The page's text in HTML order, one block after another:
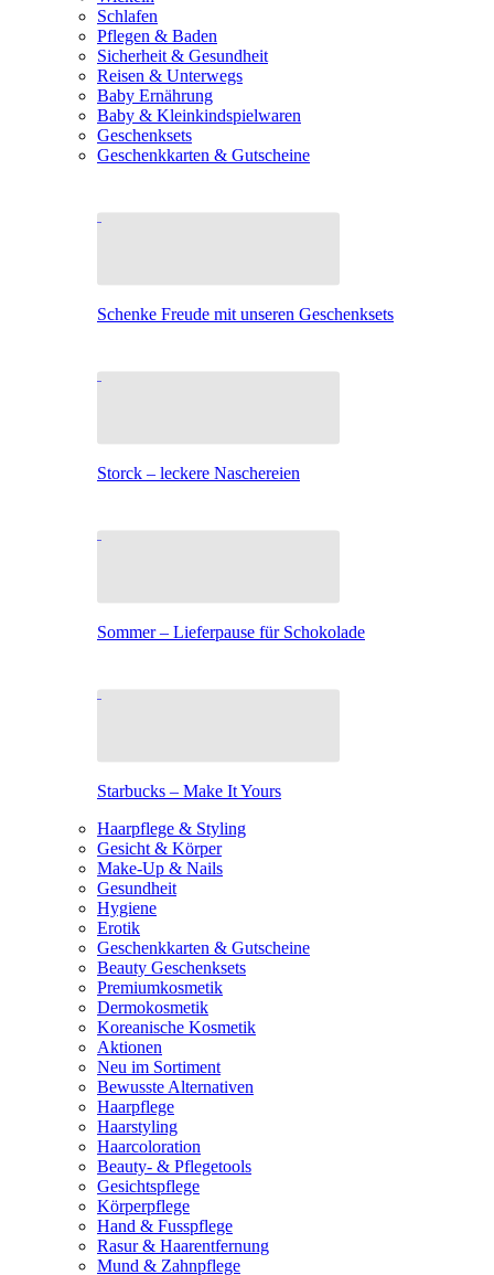
Schlafen
Pflegen & Baden
Sicherheit & Gesundheit
Reisen & Unterwegs
Baby Ernährung
Baby & Kleinkindspielwaren
Geschenksets
Geschenkkarten & Gutscheine
Schenke Freude mit unseren Geschenksets
Storck – leckere Naschereien
Sommer – Lieferpause für Schokolade
Starbucks – Make It Yours
Haarpflege & Styling
Gesicht & Körper
Make-Up & Nails
Gesundheit
Hygiene
Erotik
Geschenkkarten & Gutscheine
Beauty Geschenksets
Premiumkosmetik
Dermokosmetik
Koreanische Kosmetik
Aktionen
Neu im Sortiment
Bewusste Alternativen
Haarpflege
Haarstyling
Haarcoloration
Beauty- & Pflegetools
Gesichtspflege
Körperpflege
Hand & Fusspflege
Rasur & Haarentfernung
Mund & Zahnpflege